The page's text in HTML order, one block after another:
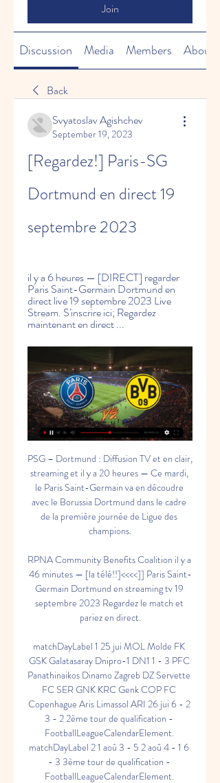
Join
Discussion Media Members About
Back
Svyatoslav Agishchev
September 19, 2023
[Regardez!] Paris-SG
Dortmund en direct 19
septembre 2023
il y a 6 heures — [DIRECT] regarder
Paris Saint-Germain Dortmund en
direct live 19 septembre 2023 Live
Stream. S'inscrire ici; Regardez
maintenant en direct ...
PSG – Dortmund : Diffusion TV et en clair, streaming et il y a 20 heures — Ce mardi, le Paris Saint-Germain va en découdre avec le Borussia Dortmund dans le cadre de la première journée de Ligue des champions.

RPNA Community Benefits Coalition il y a 46 minutes — [la télé!!]<<<<]] Paris Saint-Germain Dortmund en streaming tv 19 septembre 2023 Regardez le match et pariez en direct.

matchDayLabel 1 25 jui MOL Molde FK GSK Galatasaray Dnipro-1 DN1 1 - 3 PFC Panathinaikos Dinamo Zagreb DZ Servette FC SER GNK KRC Genk COP FC Copenhague Aris Limassol ARI 26 jui 6 - 2 3 - 2 2ème tour de qualification - FootballLeagueCalendarElement. matchDayLabel 2 1 aoû 3 - 5 2 aoû 4 - 1 6 - 3 3ème tour de qualification - FootballLeagueCalendarElement. matchDayLabel 1 8 aoû SPA Sparta Prague PSV Eindhoven PSV STU Sturm Graz Sporting Braga SCB TSC 9 aoû OM Marseille Rangers RAN AEK Athènes AEK sam 19 aoû 3ème tour de qualification - FootballLeagueCalendarElement. PSG - Dortmund: À quelle heure et sur quelle chaîne TV il y a 2 jours — Découvrez le programme TV. À lire aussi – Où regarder la Ligue des Champions en Streaming. 

Diffusion PSG – Dortmund : à quelle heure et sur quelle il y a 16 heures — Le match PSG – Dortmund est diffusé ce mardi soir, en direct sur la chaîne CANAL+. et sur la chaîne RMC SPORT 1. Le coup d'envoi est prévu au ...

Paris Saint-Germain - Dortmund en direct 11 mars 2020 — Suivez en direct le match de Ligue des champions en Football entre Paris Saint-Germain et Dortmund sur Eurosport. Le match commence à 21:00 ...

matchDayLabel 2 29 aoû 30 aoû 5 - 1 Phase de groupes - FootballLeagueCalendarElement. matchDayLabel 1 19 sep 18:45 RBL RB Leipzig AC Milan ACM NEW Newcastle Lazio Rome SSL 21:00 ATM Atlético Madrid Feyenoord FEY CFC Celtic Paris SG PSG BVB Borussia Dortmund Manchester City MCI RSB Red Star Belgrade Sh Donetsk FCP FC Porto FC Barcelone 20 sep Real Madrid RMA FCUB Union Berlin Bayern Munich MUN Manchester United FC Séville SEV RCL Lens Arsenal AFC NAP Naples Benfica SLB SAL Red Bull Salzbourg Real Sociedad RSO INT Inter Milan Phase de groupes - FootballLeagueCalendarElement. 

Paris SG / Dortmund Le PSG débute sa campagne européenne avec la réception, au Parc des Princes, du Borussia Dortmund, vice-champion d'Allemagne, mais qui n'a remporté qu'un ...

tv et beIN Sport 1Heure de diffusion: 16h00Borussia Dortmund: NVVVNPSG: VVDVVLes infos sur le Borussia Dortmund et ses blessésNnamdi Collins est suspendu malheureusement pour Dortmund. XI de départ: Ostrzinski - Mane, Blank, Cisse - Aning, Walz, Kamara, Gürpüz, Brunner - Rijkhoff, BambaLes infos sur le PSG et ses blessésSeul Nehemiah Fernandez est suspendu côté PSG. PSG – Dortmund en direct et en streaming: un bon plan 11 mars 2020 — Pour suivre le match PSG-Dortmund, il faudra s'abonner à RMC Sport. La chaîne propose une offre pour pouvoir regarder le match ou d'autres... PSG - Dortmund: suivez le match en direct grâce à l'offre il y a 14 heures — Sur quelle chaîne regarder le match PSG vs Dortmund de la Ligue des Champions? Regarder PSG vs Dortmund en direct sur RMC Sport. L'offre... 

Pronostic Paris SG - Borussia Dortmund (Ligue des il y a 12 heures — direct sur Canal+ et RMC Sport 1. LES COTES DE LA RENCONTRE PARIS SG – BORUSSIA DORTMUND. Côtes 1N2 : Pour jouer une victoire du Paris Saint- ...

Pronostic PSG Borussia Dortmund : Analyse, cotes et prono il y a 1 jour — Nos pronostics PSG – Borussia Dortmund. ▻ Le pari « Victoire PSG » est coté à 1,76 chez Winamax qui vous permet de récupérer 100€ DIRECT ( ...

Avec ces mouvements, Dortmund a réussi à retrouver un équilibre pour être compétitif sur tous les tableaux. Ils savent mettre en avant leurs joueurs en proposant un jeu offensif qui leur offre les premières places de la Bundesliga chaque saison. Ils peuvent toujours compter sur l’expérience de Marco Reus, resté au club une saison de plus pour encadrer cette équipe. Cyberghost est le seul VPN à toujours disposer de serveurs en Russie et permettre le déblocage de la chaîne (voir tutoriel). Tutoriel: comment débloquer MatchTV en France? Dans ce rapide tutoriel nous allons simuler notre localisation en Russie à l'aide de Cyberghost afin d'éviter la censure et regarder gratuitement les matchs de ligue des champions sur MatchTV. 

1. JRS. 18. HRS. 59. MIN. 54. SEC. PSG Dortmund en streaming sur une chaîne gratuite (19/09)A l'occasion de la 1ère journée de phase de groupe de ligue des champions 2023-2024, ce mardi 19 septembre à 21h, le Parc des Princes accueillera le match opposant le Paris Saint-Germain au Borussia Dortmund. Il s'agit de la première grosse affiche du groupe F, pendant que le Milan AC recevra Newcastle plus tôt dans la soirée. Tout juste remodelé, le PSG mise sur une prise de marque rapide de son nouvel effectif composé notamment des français Kolo Muani, Hernandez et Dembélé. 

Kylian Mbappé est en forme et a encore inscrit un doublé, mais d’autres joueurs sont loin de leur meilleur niveau. Dortmund est pour le moment invaincu en championnat, mais a aussi laissé des points en route. S’il y a eu des victoires face à Cologne et plus récemment Fribourg, le club allemand a concédé deux matchs nuls. Face à Bochum et Heidenheim. En face, le BVB n'a pas non plus été épargné par le mercato et devra composer sans Bellingham et Guerreiro. Dauphin de la dernière Bundesliga, Dortmund reste une équipe expérimentée à ne pas négliger. La dernière confrontation du PSG à Dortmund remonte aux huitièmes de finale de ligue des champions 2020 où les parisiens s'étaient imposés 2-0. Le club allemand a une revanche à prendre et l'issue de ce match reste incertaine. 

A Dortmund, l’intersaison a laissé quelques marques avec des départs importants comme celui du latéral Portugais Raphael Guerreiro parti chez le rival Allemand du Bayern de Munich. Mais, la plus grosse perte du club reste celle du milieu de terrain anglais Jude Bellingham, parti au Real de Madrid pour plus de 100 millions d’euros. Un joueur difficile à remplacer, mais du côté de Dortmund, cela reste une habitude comme avec le départ d’Haaland la saison dernière. 

Solution rapide: Il suffit de simuler sa présence en Russie muni d'un VPN pour éviter le blocage et regarder le match PSG Dortmund sur MatchTV. Borussia Dortmund - PSG: Sur quelle chaîne voir la Youth League, à quelle heure, les dernières news et notre pronoIl n'y a pas que les pros qui jouent la Ligue des Champions à Paris. Les jeunes aussi disputent la C1, que l'on appelle Youth League. Ils défieront d'ailleurs mardi le Borussia Dortmund en huitième de finale aller. Ville: DortmundStade: Dortmund Brackel Training GroundHeure: 16h00 UTC +2 (heure française) / 14h00 GMT / 15h00 UTC+1 (BST) / 9h00 EST / 6h00 PSTChaîne: UEFA. 

Borussia Dortmund V Paris Saint-Germain Revivre le direct. 22:51. Rendez-vous sur PSG.FR et PSG TV pour compte-rendu et réaction des Parisiens ! Très bonne soirée à tous ! 22:51. Merci de nous voir ...

Début de saison compliqué pour le Paris Saint... PSG - Dortmund en streaming sur une chaîne gratuite Pour regarder le match du 11 Mars prochain entre le PSG et Dortmund, le tout sans abonnement à RMC Sport, nous vous proposons de découvrir notre tutoriel. La Ligue des Champions en direct PARIS SG - BORUSSIA DORTMUND. MAR. 19 Septembre 21:00. Le retour du PSG en l'UEFA Champions League en direct sur RMC SPORT. 

Parmi elles, la chaîne russe MatchTV est la plus intéressante selon nous, car elle diffuse chaque soir les 2 matchs les plus importants du championnat. Il est sinon possible d'utiliser ClubRTL, chaîne belge commentée en français qui diffuse un match par soir de ligue des champions. D'autres chaînes tel que ServusTV et MegaTV permettent de compléter ces deux diffuseurs étrangers. Avant goût du match PSG Dortmund: La Ligue des Champions est de retour cette semaine avec la première affiche du Paris Saint Germain qui affronte le Borussia Dortmund. Comment Regarder PSG Dortmund en Direct Gratuitement? il y a 16 heures — Mardi 19 septembre, le match du PSG contre Dortmund sera donc diffusé en direct à partir de 20h45 après le match de l'AC Milan contre Newcastle... Il en sera de même lors du match PSG – Dortmund ce mardi soir à partir de 21h. Par ailleurs il sera aussi possible de regarder de nombreux autres matchs du championnat européen diffusés sur cette chaîne. Il faut savoir que MatchTV diffuse les 2 plus grosses affiches en clair, chaque soir de ligue des champions. 

[DIRECT] regarder Paris Saint-Germain Dortmund en il y a 6 heures — [DIRECT] regarder Paris Saint-Germain Dortmund en direct live 19 septembre 2023 Live Stream. S'inscrire ici; Regardez maintenant en direct ...

Dortmund vs PSG : Résultats Match Live Qui a l'avantage dans les matchs entre Dortmund et PSG ? Sur les 2 rencontres disputées depuis 2020, Borussia Dortmund et Paris Saint-Germain se partagent ...

Ligue des champions : sur quelle chaîne et à quelle heure voir il y a 19 heures — Le PSG reçoit mardi soir le Borussia Dortmund au Parc des Princes pour la première journée des phase de poules de la Ligue des champions.

Tous les matchs en clair sur les chaînes étrangères: Nous avons vu dans cet article que nous pouvions regarder le match PSG Dortmund en clair depuis une chaîne étrangère, mais cette astuce s'applique aussi à la plupart des autres matchs de ligue des champions. En effet, il existe plusieurs chaînes étrangères qui diffusent gratuitement la C1 comme nous l'avons déjà évoqué dans un article dédié. Devant, c’est l’attaquant international allemand Niclas Fulkrug qui arrive du Werder de Breme pour prendre place sur le front de l’attaque. Pour remplacer leur latéral gauche, c’est Rami Bensebaini, un habitué du championnat allemand et connu en France qui prend place dans le couloir. 

Ce dernier n’a pris que huit points sur les quinze possibles. Il y a d’abord eu des matchs nuls face à Lorient et Toulouse avant de se rassurer face à Lens et Lyon. matchDayLabel 2 15 aoû 1 - 4 Barrages - FootballLeagueCalendarElement. matchDayLab